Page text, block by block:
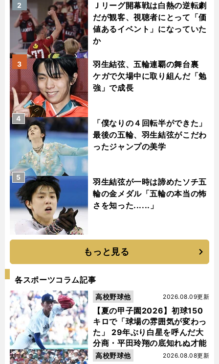
Ｊリーグ開幕戦は白熱の逆転劇
だが観客、視聴者にとって「価
値あるイベント」になっていた
か
2
羽生結弦、五輪連覇の舞台裏
ケガで欠場中に取り組んだ「勉
強」で成長
3
「僕なりの４回転半ができた」
最後の五輪、羽生結弦がこだわ
ったジャンプの美学
4
羽生結弦が一時は諦めたソチ五
輪の金メダル「五輪の本当の怖
さを知った......」
5
もっと見る
各スポーツコラム記事
【夏の甲子園2026】初球150
キロで「球場の雰囲気が変わっ
た」 29年ぶり白星を呼んだ大
分商・平田玲翔の底知れぬ才能
2026.08.09更新
高校野球他
2026.08.08更新
高校野球他